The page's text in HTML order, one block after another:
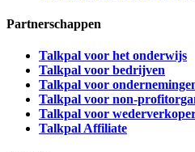
Partnerschappen
Talkpal voor het onderwijs
Talkpal voor bedrijven
Talkpal voor
Talkpal voor non-
Talkpal voor
Talkpal Affiliate